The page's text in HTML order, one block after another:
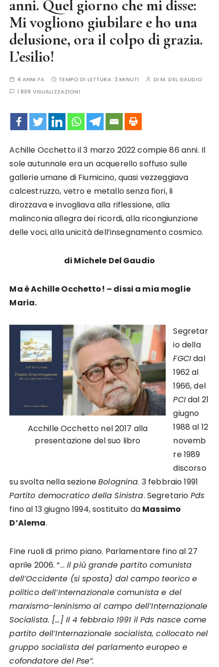
anni. Quel giorno che mi disse:
Mi vogliono giubilare e ho una
delusione, ora il colpo di grazia.
L’esilio!
4 ANNI FA TEMPO DI LETTURA: 3 MINUTI DI M. DEL GAUDIO
1.809 VISUALIZZAZIONI
Achille Occhetto il 3 marzo 2022 compie 86 anni. Il
sole autunnale era un acquerello soffuso sulle
gallerie umane di Fiumicino, quasi vezzeggiava
calcestruzzo, vetro e metallo senza fiori, li
dirozzava e invogliava alla riflessione, alla
malinconia allegra dei ricordi, alla ricongiunzione
delle voci, alla unicità dell’insegnamento cosmico.
di Michele Del Gaudio
Ma è Achille Occhetto! – dissi a mia moglie
Maria.
Acchille Occhetto nel 2017 alla
presentazione del suo libro
Segretar
io della
FGCIdal
1962 al
1966, del
PCIdal 21
giugno
1988 al 12
novemb
re 1989
discorso
su svolta nella sezioneBolognina. 3 febbraio 1991
Partito democratico della Sinistra. Segretario Pds
fino al 13 giugno 1994, sostituito da Massimo
D’Alema.
Fine ruoli di primo piano. Parlamentare fino al 27
aprile 2006. “… il più grande partito comunista
dell’Occidente (si sposta) dal campo teorico e
politico dell’Internazionale comunista e del
marxismo-leninismo al campo dell’Internazionale
Socialista. […] Il 4 febbraio 1991 il Pds nasce come
partito dell’Internazionale socialista, collocato nel
gruppo socialista del parlamento europeo e
cofondatore del Pse”.